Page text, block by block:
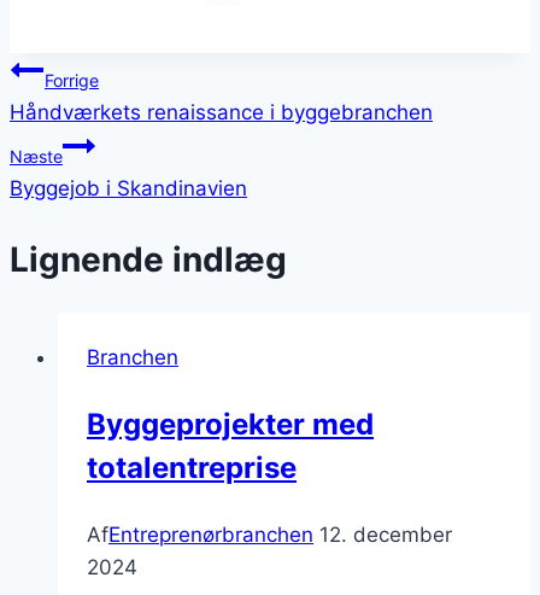
Indlægsnavigation
Forrige
Håndværkets renaissance i byggebranchen
Næste
Byggejob i Skandinavien
Lignende indlæg
Branchen
Byggeprojekter med
totalentreprise
AfEntreprenørbranchen 12. december
2024